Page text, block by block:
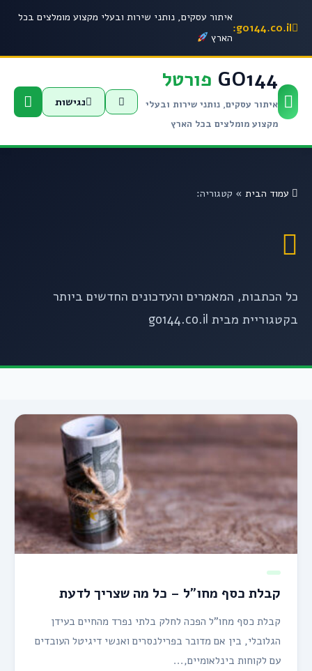
go144.co.il:
איתור עסקים, נותני שירות ובעלי מקצוע מומלצים בכל
הארץ
GO144 פורטל
איתור עסקים, נותני שירות ובעלי
מקצוע מומלצים בכל הארץ
נגישות
עמוד הבית » קטגוריה:
כל הכתבות, המאמרים והעדכונים החדשים ביותר
בקטגוריית מבית go144.co.il
קבלת כסף מחו״ל – כל מה שצריך לדעת
קבלת כסף מחו”ל הפכה לחלק בלתי נפרד מהחיים בעידן
הגלובלי, בין אם מדובר בפרילנסרים ואנשי דיגיטל העובדים
עם לקוחות בינלאומיים,...